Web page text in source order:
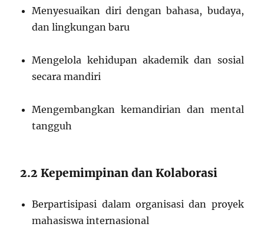
Menyesuaikan diri dengan bahasa, budaya,
dan lingkungan baru
Mengelola kehidupan akademik dan sosial
secara mandiri
Mengembangkan kemandirian dan mental
tangguh
2.2 Kepemimpinan dan Kolaborasi
Berpartisipasi dalam organisasi dan proyek
mahasiswa internasional